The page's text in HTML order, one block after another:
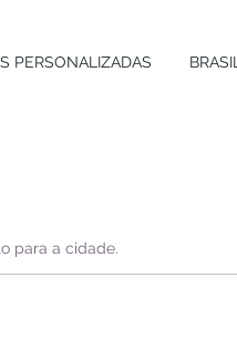
PERSONALIZADAS BRASIL
para a cidade.